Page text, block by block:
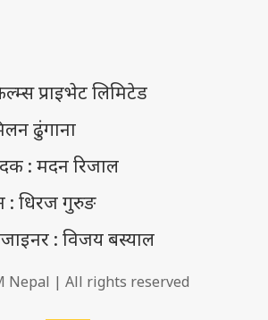
प्राइभेट लिमिटेड
ढुंगाना
: मदन रिजाल
: धिरज गुरुङ
: विजय बस्याल
Nepal | All rights reserved